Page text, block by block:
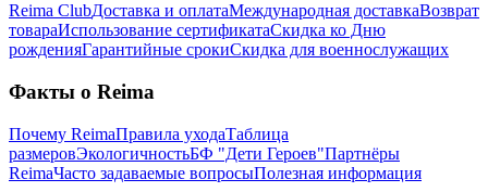
Reima ClubДоставка и оплатаМеждународная доставкаВозврат
товараИспользование сертификатаСкидка ко Дню
рожденияГарантийные срокиСкидка для военнослужащих
Факты о Reima
Почему ReimaПравила уходаТаблица
размеровЭкологичностьБФ "Дети Героев"Партнёры
ReimaЧасто задаваемые вопросыПолезная информация